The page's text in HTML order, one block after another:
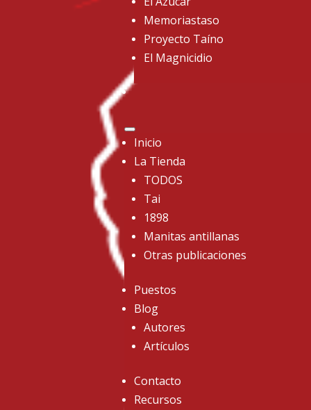
Memoriastaso
Proyecto Taíno
El Magnicidio
Inicio
La Tienda
TODOS
Tai
1898
Manitas antillanas
Otras publicaciones
Puestos
Blog
Autores
Artículos
Contacto
Recursos